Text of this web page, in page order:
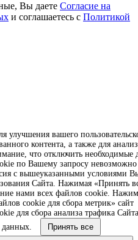
вашего
контента, а также для
что отключить необходимые
по Вашему запросу невозможно
с вышеуказанными условиями
Сайта. Нажимая «Принять
нами всех файлов cookie.
cookie для сбора метрик» сайт
для сбора анализа трафика
данных.
Принять все
Вы даете Согласие на
и соглашаетесь с Политикой
Вы даетеСогласие на
и соглашаетесь с Политикой